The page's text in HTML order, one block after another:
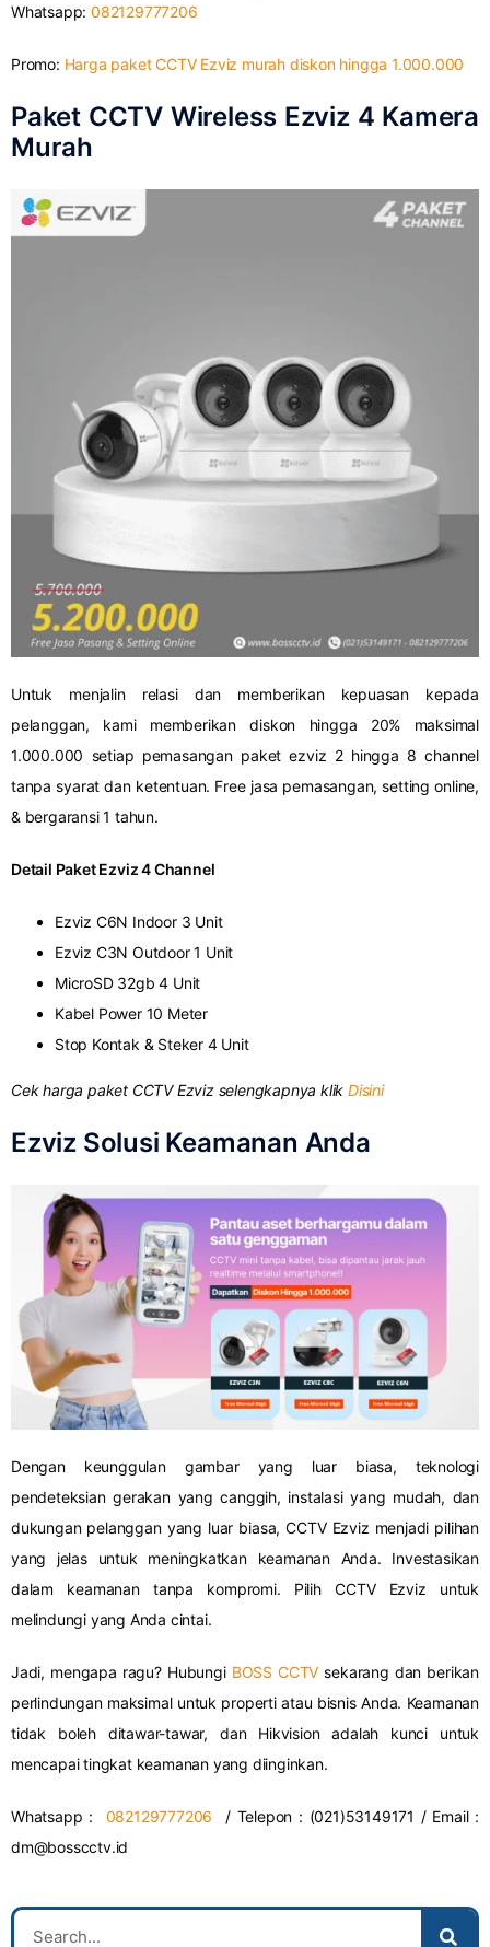
Whatsapp:082129777206
Promo: Harga paket CCTV Ezviz murah diskon hingga 1.000.000
Paket CCTV Wireless Ezviz 4 Kamera
Murah
Untuk menjalin relasi dan memberikan kepuasan kepada
pelanggan, kami memberikan diskon hingga 20% maksimal
1.000.000 setiap pemasangan paket ezviz 2 hingga 8 channel
tanpa syarat dan ketentuan. Free jasa pemasangan, setting online,
& bergaransi 1 tahun.
Detail Paket Ezviz 4 Channel
Ezviz C6N Indoor 3 Unit
Ezviz C3N Outdoor 1 Unit
MicroSD 32gb 4 Unit
Kabel Power 10 Meter
Stop Kontak & Steker 4 Unit
Cek harga paket CCTV Ezviz selengkapnya klik Disini
Ezviz Solusi Keamanan Anda
Dengan keunggulan gambar yang luar biasa, teknologi
pendeteksian gerakan yang canggih, instalasi yang mudah, dan
dukungan pelanggan yang luar biasa, CCTV Ezviz menjadi pilihan
yang jelas untuk meningkatkan keamanan Anda. Investasikan
dalam keamanan tanpa kompromi. Pilih CCTV Ezviz untuk
melindungi yang Anda cintai.
Jadi, mengapa ragu? Hubungi BOSS CCTV sekarang dan berikan
perlindungan maksimal untuk properti atau bisnis Anda. Keamanan
tidak boleh ditawar-tawar, dan Hikvision adalah kunci untuk
mencapai tingkat keamanan yang diinginkan.
Whatsapp : 082129777206 / Telepon : (021)53149171 / Email :
dm@bosscctv.id